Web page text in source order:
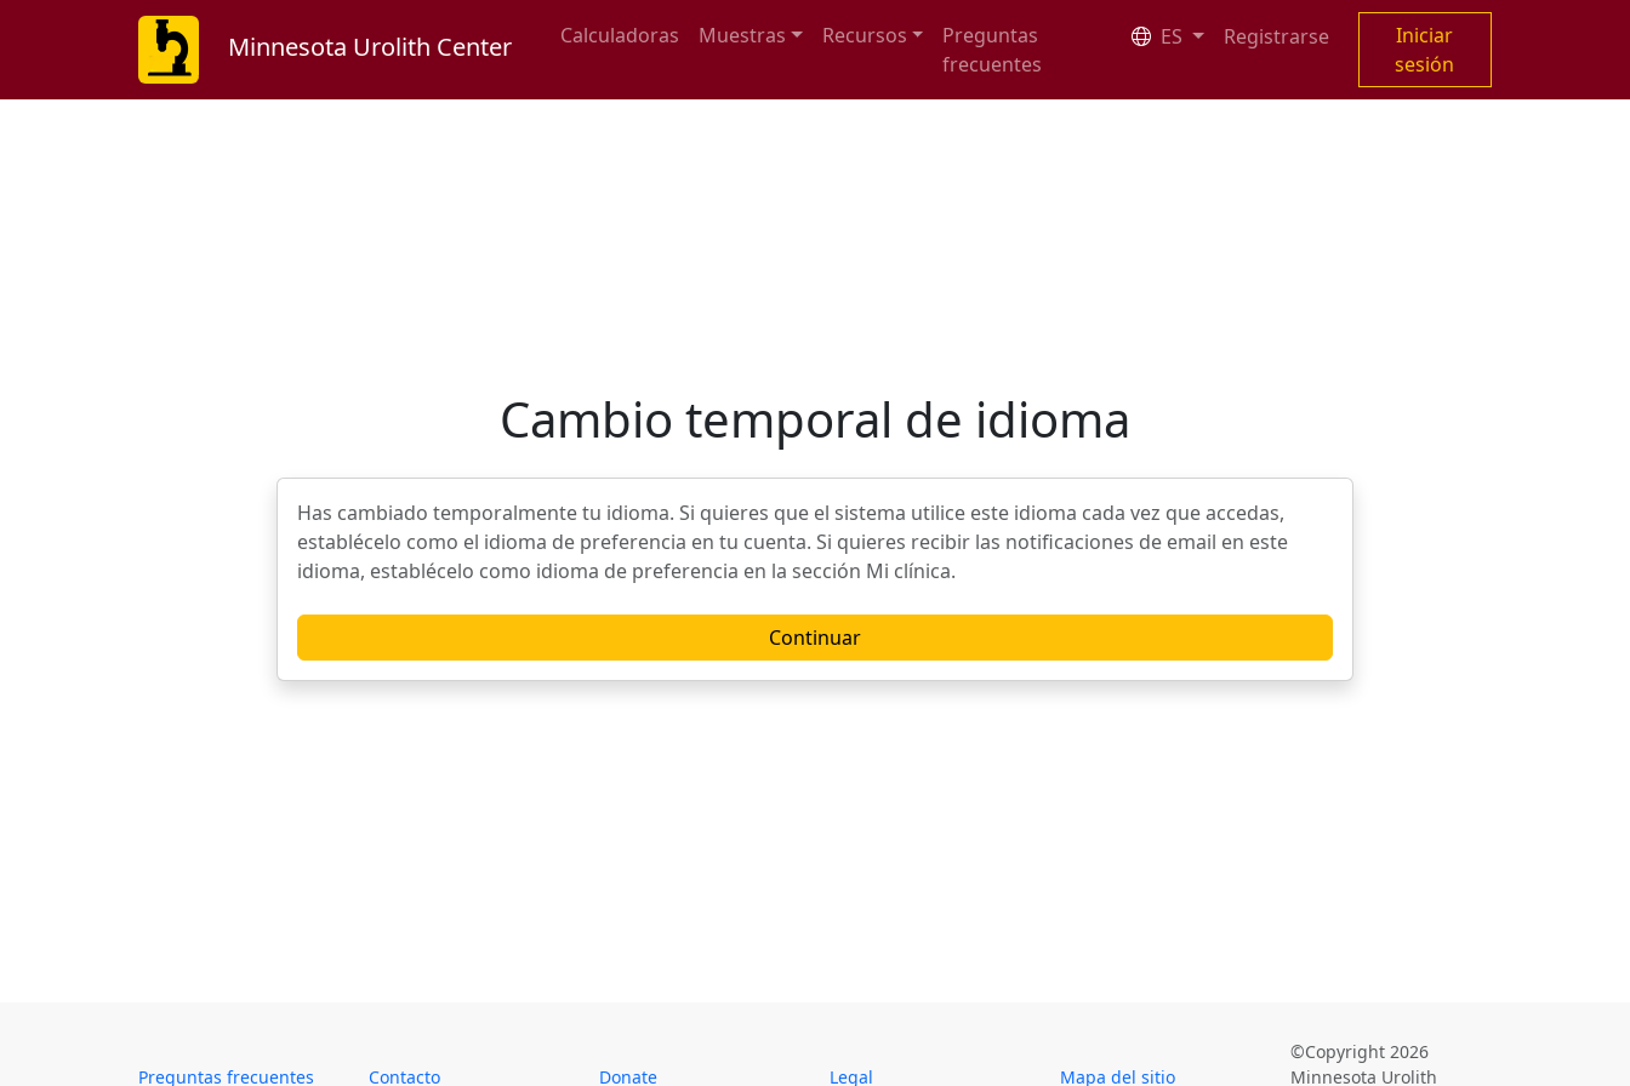
Minnesota Urolith Center Calculadoras Muestras Recursos
Preguntas
frecuentes
ES Registrarse
Iniciar
sesión
Cambio temporal de idioma
Has cambiado temporalmente tu idioma. Si quieres que el sistema utilice este idioma cada vez que accedas,
establécelo como el idioma de preferencia en tu cuenta. Si quieres recibir las notificaciones de email en este
idioma, establécelo como idioma de preferencia en la sección Mi clínica.
Continuar
Preguntas frecuentes Contacto Donate Legal Mapa del sitio
©Copyright 2026
Minnesota Urolith